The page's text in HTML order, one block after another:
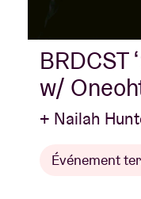
w/
+ Nailah
Événement